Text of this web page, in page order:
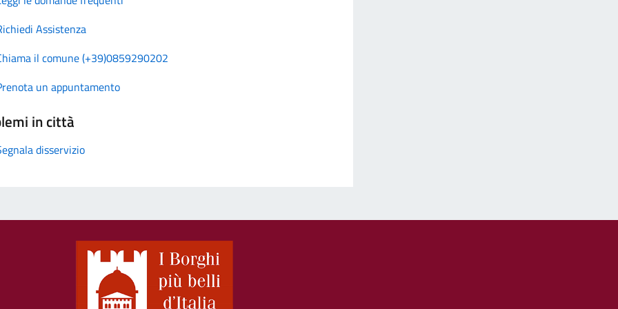
Assistenza
il comune (+39)0859290202
un appuntamento
in città
disservizio